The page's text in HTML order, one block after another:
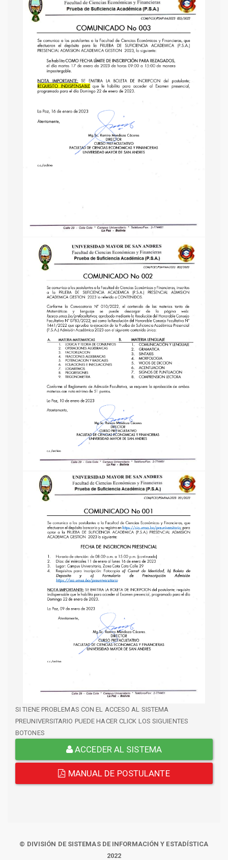
SI TIENE PROBLEMAS CON EL ACCESO AL SISTEMA
PREUNIVERSITARIO PUEDE HACER CLICK LOS SIGUIENTES
BOTONES
ACCEDER AL SISTEMA
MANUAL DE POSTULANTE
© DIVISIÓN DE SISTEMAS DE INFORMACIÓN Y ESTADÍSTICA
2022